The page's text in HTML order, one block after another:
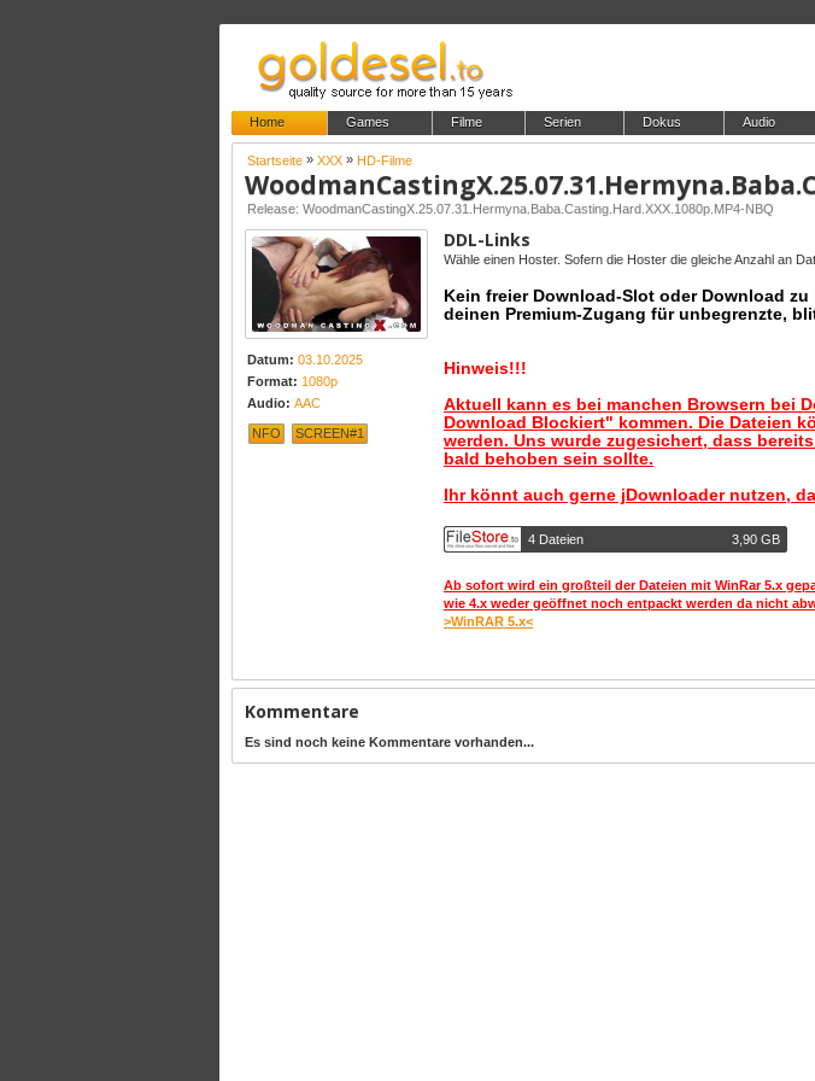
Home Games Filme Serien Dokus Audio
Startseite » XXX » HD-Filme
Release: WoodmanCastingX.25.07.31.Hermyna.Baba.Casting.Hard.XXX.1080p.MP4-NBQ
Datum: 03.10.2025
Format: 1080p
Audio: AAC
NFO SCREEN#1
DDL-Links
Wähle einen Hoster. Sofern die Hoster die gleiche Anzahl an
Kein freier Download-Slot oder Download
deinen Premium-Zugang für unbegrenzte,
Hinweis!!!
Aktuell kann es bei manchen Browsern bei
Download Blockiert" kommen. Die Dateien
werden. Uns wurde zugesichert, dass
bald behoben sein sollte.
Ihr könnt auch gerne jDownloader nutzen,
4 Dateien 3,90 GB
Ab sofort wird ein großteil der Dateien mit WinRar 5.x
wie 4.x weder geöffnet noch entpackt werden da nicht
>WinRAR 5.x<
Kommentare
Es sind noch keine Kommentare vorhanden...